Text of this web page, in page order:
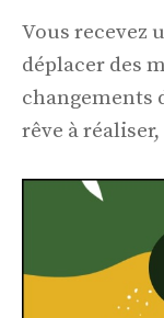
Vous recevez
déplacer des
changements
rêve à